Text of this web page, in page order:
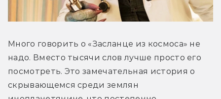
Много говорить о «Засланце из космоса» не
надо. Вместо тысячи слов лучше просто его
посмотреть. Это замечательная история о
скрывающемся среди землян